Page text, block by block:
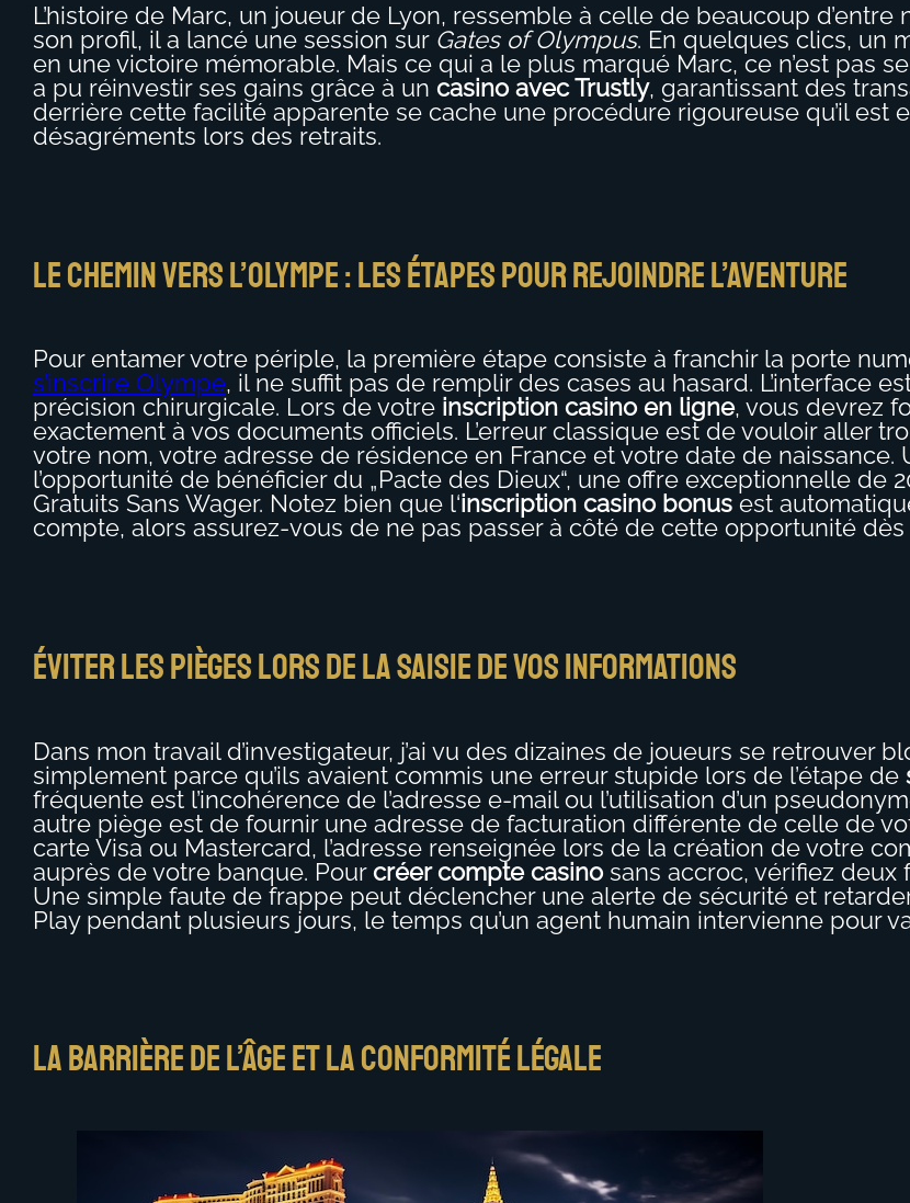
L’histoire de Marc, un joueur de Lyon, ressemble à celle de beaucoup d’entre
son profil, il a lancé une session sur Gates of Olympus. En quelques clics, un
en une victoire mémorable. Mais ce qui a le plus marqué Marc, ce n’est pas
a pu réinvestir ses gains grâce à un casino avec Trustly, garantissant des
derrière cette facilité apparente se cache une procédure rigoureuse qu’il est
désagréments lors des retraits.
Le chemin vers l’Olympe : les étapes pour rejoindre l’aventure
Pour entamer votre périple, la première étape consiste à franchir la porte
s’inscrire Olympe, il ne suffit pas de remplir des cases au hasard. L’interface
précision chirurgicale. Lors de votre inscription casino en ligne, vous devrez
exactement à vos documents officiels. L’erreur classique est de vouloir aller
votre nom, votre adresse de résidence en France et votre date de naissance.
l’opportunité de bénéficier du „Pacte des Dieux“, une offre exceptionnelle de
Gratuits Sans Wager. Notez bien que l‘inscription casino bonus est
compte, alors assurez-vous de ne pas passer à côté de cette opportunité dès
Éviter les pièges lors de la saisie de vos informations
Dans mon travail d’investigateur, j’ai vu des dizaines de joueurs se retrouver
simplement parce qu’ils avaient commis une erreur stupide lors de l’étape de
fréquente est l’incohérence de l’adresse e-mail ou l’utilisation d’un
autre piège est de fournir une adresse de facturation différente de celle de
carte Visa ou Mastercard, l’adresse renseignée lors de la création de votre
auprès de votre banque. Pourcréer compte casinosans accroc, vérifiez deux
Une simple faute de frappe peut déclencher une alerte de sécurité et
Play pendant plusieurs jours, le temps qu’un agent humain intervienne pour
La barrière de l’âge et la conformité légale